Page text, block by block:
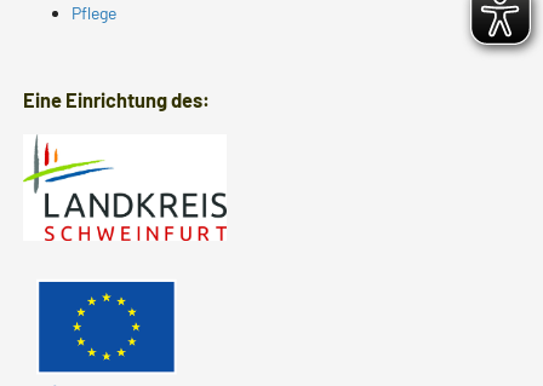
Pflege
Eine Einrichtung des: